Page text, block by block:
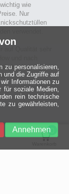
wie
Nur
Qualität sehr
und nach
hochwertige
0
Ein halbes
Jahrhundert
technologische
zu personalisieren,
und die Zugriffe auf
Informationen zu
für soziale Medien,
rein technische
zu gewährleisten,
Annehmen